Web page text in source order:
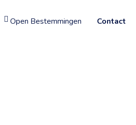
Open Bestemmingen Contact